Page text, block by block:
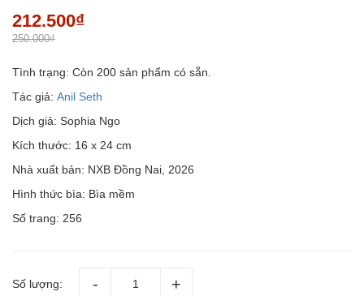
212.500₫
250.000₫
Tình trạng: Còn 200 sản phẩm có sẵn.
Tác giả: Anil Seth
Dịch giả: Sophia Ngo
Kích thước: 16 x 24 cm
Nhà xuất bản: NXB Đồng Nai, 2026
Hình thức bìa: Bìa mềm
Số trang: 256
Số lượng: